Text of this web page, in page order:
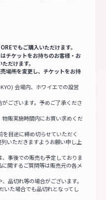
でもご購入いただけます。
チケットをお持ちのお客様・お
だけます。
場所を変更し、チケットをお持
会場内、ホワイエでの設営
ございます。予めご了承くださ
販実施時間内にお買い求めくだ
目途に締め切らせていただく
いただきますようお願い申し上
事後での販売も予定しておりま
関するご質問等は販売元の各メ
品切れ等の場合がございます。
いた場合でも品切れとなってし